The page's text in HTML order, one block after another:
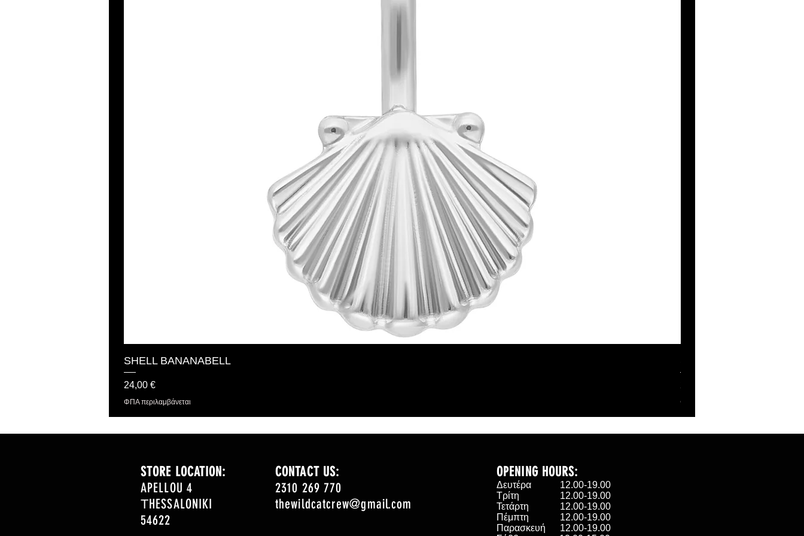
SHELL BANANABELL
Τιμή
24,00 €
ΦΠΑ περιλαμβάνεται ΦΠΑ περιλαμβάνεται
STORE LOCATION:
APELLOU 4
ΤHESSALONIKI
54622
CONTACT US:
2310 269 770
thewildcatcrew@gmail.com
OPENING HOURS:
Δευτέρα 12.00-19.00
Τρίτη 12.00-19.00
Τετάρτη 12.00-19.00
Πέμπτη 12.00-19.00
Παρασκευή 12.00-19.00